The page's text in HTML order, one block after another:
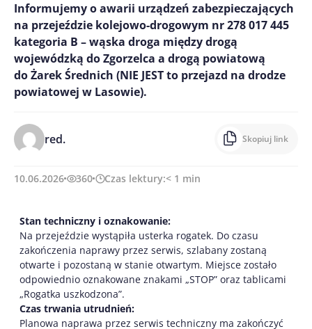
Informujemy o awarii urządzeń zabezpieczających
na przejeździe kolejowo-drogowym nr 278 017 445
kategoria B – wąska droga między drogą
wojewódzką do Zgorzelca a drogą powiatową
do Żarek Średnich (NIE JEST to przejazd na drodze
powiatowej w Lasowie).
red. Skopiuj link
10.06.2026 360 Czas lektury:< 1 min
Stan techniczny i oznakowanie:
Na przejeździe wystąpiła usterka rogatek. Do czasu
zakończenia naprawy przez serwis, szlabany zostaną
otwarte i pozostaną w stanie otwartym. Miejsce zostało
odpowiednio oznakowane znakami „STOP” oraz tablicami
„Rogatka uszkodzona”.
Czas trwania utrudnień:
Planowa naprawa przez serwis techniczny ma zakończyć